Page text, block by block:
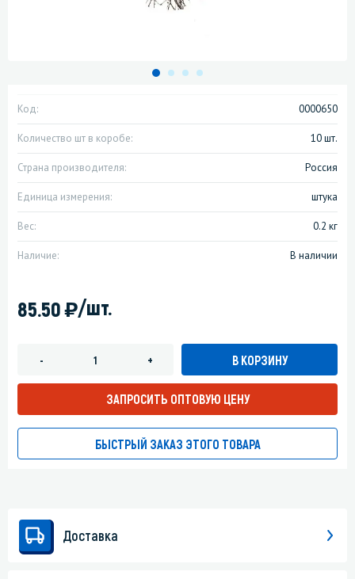
Код: 0000650
Количество шт в коробе: 10 шт.
Страна производителя: Россия
Единица измерения: штука
Вес: 0.2 кг
Наличие: В наличии
85.50)/шт.
- + В КОРЗИНУ
ЗАПРОСИТЬ ОПТОВУЮ ЦЕНУ
БЫСТРЫЙ ЗАКАЗ ЭТОГО ТОВАРА
Доставка